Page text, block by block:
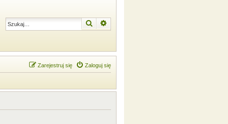
Szukaj
Zaloguj się
Zarejestruj się